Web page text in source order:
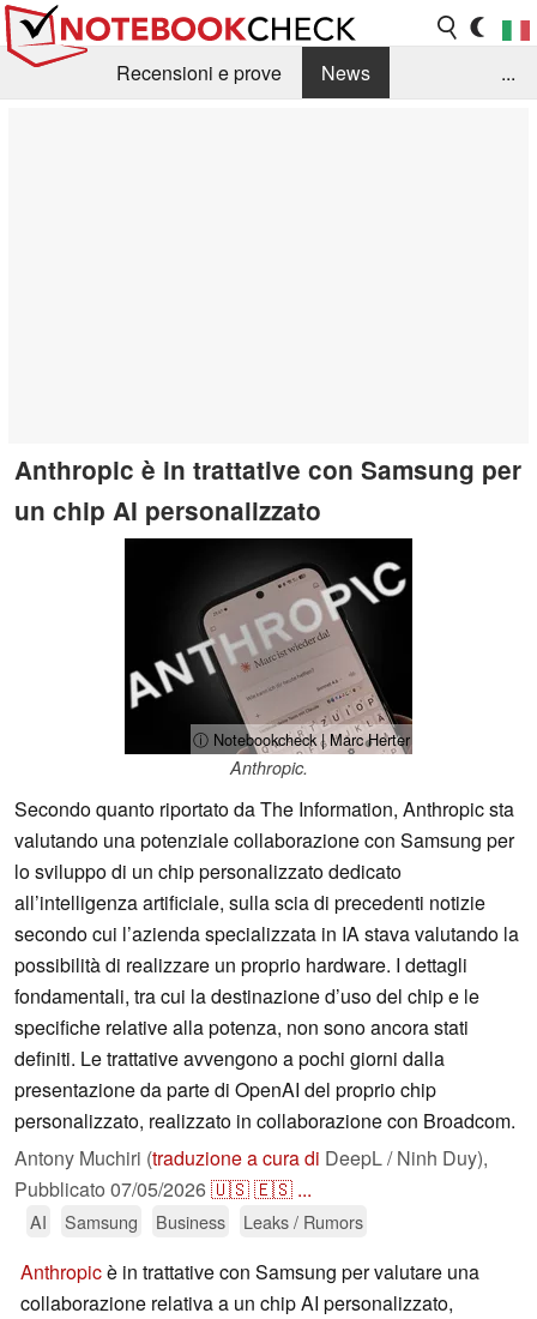
Recensioni e prove
News
...
Anthropic è in trattative con Samsung per
un chip AI personalizzato
ⓘ Notebookcheck | Marc Herter
Anthropic.
Secondo quanto riportato da The Information, Anthropic sta
valutando una potenziale collaborazione con Samsung per
lo sviluppo di un chip personalizzato dedicato
all’intelligenza artificiale, sulla scia di precedenti notizie
secondo cui l’azienda specializzata in IA stava valutando la
possibilità di realizzare un proprio hardware. I dettagli
fondamentali, tra cui la destinazione d’uso del chip e le
specifiche relative alla potenza, non sono ancora stati
definiti. Le trattative avvengono a pochi giorni dalla
presentazione da parte di OpenAI del proprio chip
personalizzato, realizzato in collaborazione con Broadcom.
Antony Muchiri (traduzione a cura di DeepL / Ninh Duy),
Pubblicato 07/05/2026🇺🇸🇪🇸 ...
AI Samsung Business Leaks / Rumors
Anthropicè in trattative con Samsung per valutare una
collaborazione relativa a un chip AI personalizzato,